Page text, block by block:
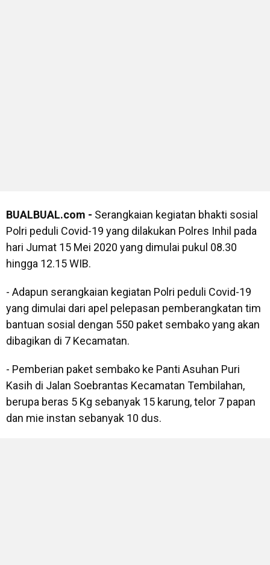
BUALBUAL.com - Serangkaian kegiatan bhakti sosial
Polri peduli Covid-19 yang dilakukan Polres Inhil pada
hari Jumat 15 Mei 2020 yang dimulai pukul 08.30
hingga 12.15 WIB.
- Adapun serangkaian kegiatan Polri peduli Covid-19
yang dimulai dari apel pelepasan pemberangkatan tim
bantuan sosial dengan 550 paket sembako yang akan
dibagikan di 7 Kecamatan.
- Pemberian paket sembako ke Panti Asuhan Puri
Kasih di Jalan Soebrantas Kecamatan Tembilahan,
berupa beras 5 Kg sebanyak 15 karung, telor 7 papan
dan mie instan sebanyak 10 dus.